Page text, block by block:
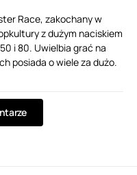
Race, zakochany w
z dużym naciskiem
i 80. Uwielbia grać na
posiada o wiele za dużo.